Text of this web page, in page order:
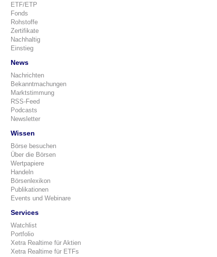
ETF/ETP
Fonds
Rohstoffe
Zertifikate
Nachhaltig
Einstieg
News
Nachrichten
Bekanntmachungen
Marktstimmung
RSS-Feed
Podcasts
Newsletter
Wissen
Börse besuchen
Über die Börsen
Wertpapiere
Handeln
Börsenlexikon
Publikationen
Events und Webinare
Services
Watchlist
Portfolio
Xetra Realtime für Aktien
Xetra Realtime für ETFs